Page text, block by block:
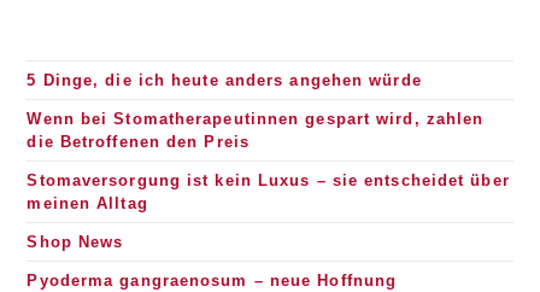
5 Dinge, die ich heute anders angehen würde
Wenn bei Stomatherapeutinnen gespart wird, zahlen
die Betroffenen den Preis
Stomaversorgung ist kein Luxus – sie entscheidet über
meinen Alltag
Shop News
Pyoderma gangraenosum – neue Hoffnung